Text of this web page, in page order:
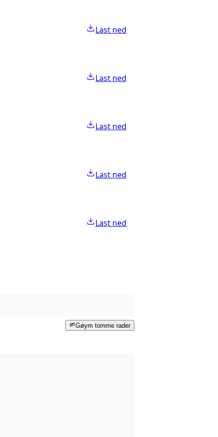
Last ned
Last ned
Last ned
Last ned
Last ned
Gøym tomme rader